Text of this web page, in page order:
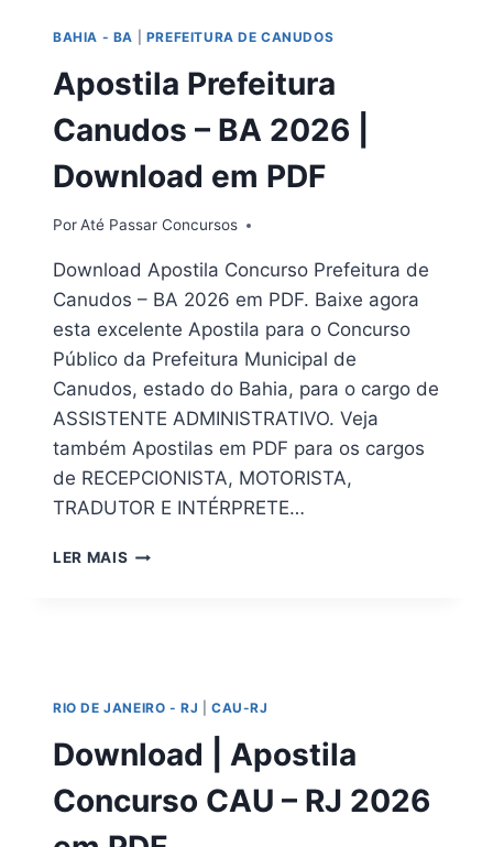
ÍNDIOS
AL
BAHIA - BA PREFEITURA DE CANUDOS
Apostila Prefeitura
Canudos – BA 2026 |
Download em PDF
PorAté Passar Concursos
Download Apostila Concurso Prefeitura de
Canudos – BA 2026 em PDF. Baixe agora
esta excelente Apostila para o Concurso
Público da Prefeitura Municipal de
Canudos, estado do Bahia, para o cargo de
ASSISTENTE ADMINISTRATIVO. Veja
também Apostilas em PDF para os cargos
de RECEPCIONISTA, MOTORISTA,
TRADUTOR E INTÉRPRETE…
LER MAIS APOSTILA
DOWNLOAD
PDF
RIO DE JANEIRO - RJ |CAU-RJ
Download | Apostila
Concurso CAU – RJ 2026